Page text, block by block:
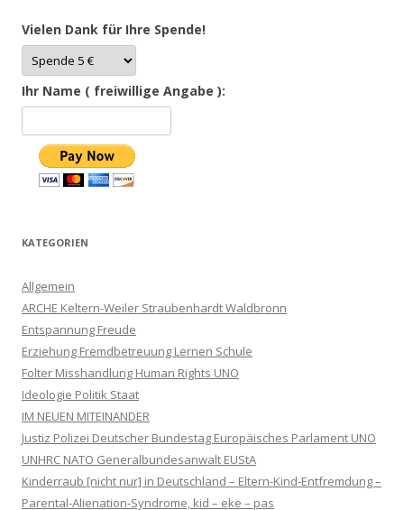
Vielen Dank für Ihre Spende!
Ihr Name ( freiwillige Angabe ):
KATEGORIEN
Allgemein
ARCHE Keltern-Weiler Straubenhardt Waldbronn
Entspannung Freude
Erziehung Fremdbetreuung Lernen Schule
Folter Misshandlung Human Rights UNO
Ideologie Politik Staat
IM NEUEN MITEINANDER
Justiz Polizei Deutscher Bundestag Europäisches Parlament UNO
UNHRC NATO Generalbundesanwalt EUStA
Kinderraub [nicht nur] in Deutschland – Eltern-Kind-Entfremdung –
Parental-Alienation-Syndrome, kid – eke – pas